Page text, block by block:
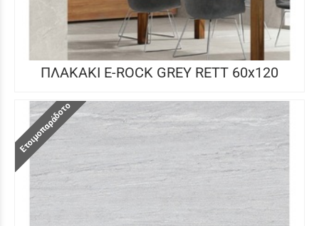
ΠΛΑΚΑΚΙ E-ROCK GREY RETT 60x120
Ετοιμοπαράδοτο